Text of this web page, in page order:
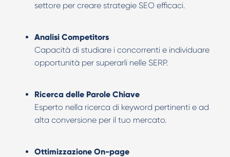
settore per creare strategie SEO efficaci.
Analisi Competitors
Capacità di studiare i concorrenti e individuare
opportunità per superarli nelle SERP.
Ricerca delle Parole Chiave
Esperto nella ricerca di keyword pertinenti e ad
alta conversione per il tuo mercato.
Ottimizzazione On-page